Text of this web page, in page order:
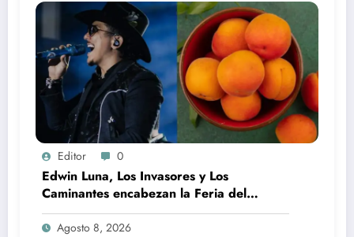
Editor 0
Edwin Luna, Los Invasores y Los
Caminantes encabezan la Feria del
Durazno en Tetela de Ocampo
Agosto 8, 2026